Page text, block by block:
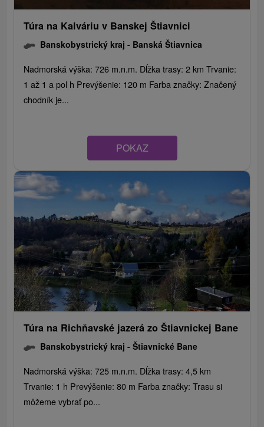
Túra na Kalváriu v Banskej Štiavnici
Banskobystrický kraj - Banská Štiavnica
Nadmorská výška: 726 m.n.m. Dĺžka trasy: 2 km Trvanie:
1 až 1 a pol h Prevýšenie: 120 m Farba značky: Značený
chodník je...
POKAZ
Túra na Richňavské jazerá zo Štiavnickej Bane
Banskobystrický kraj -Štiavnické Bane
Nadmorská výška: 725 m.n.m. Dĺžka trasy: 4,5 km
Trvanie: 1 h Prevýšenie: 80 m Farba značky: Trasu si
môžeme vybrať po...